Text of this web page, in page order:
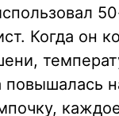
Когда он